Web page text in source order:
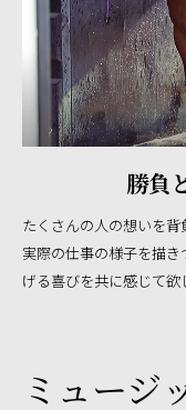
勝負
たくさんの人の想いを背
実際の仕事の様子を描
げる喜びを共に感じて欲
ミュージ